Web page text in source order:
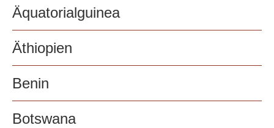
Äquatorialguinea
Äthiopien
Benin
Botswana